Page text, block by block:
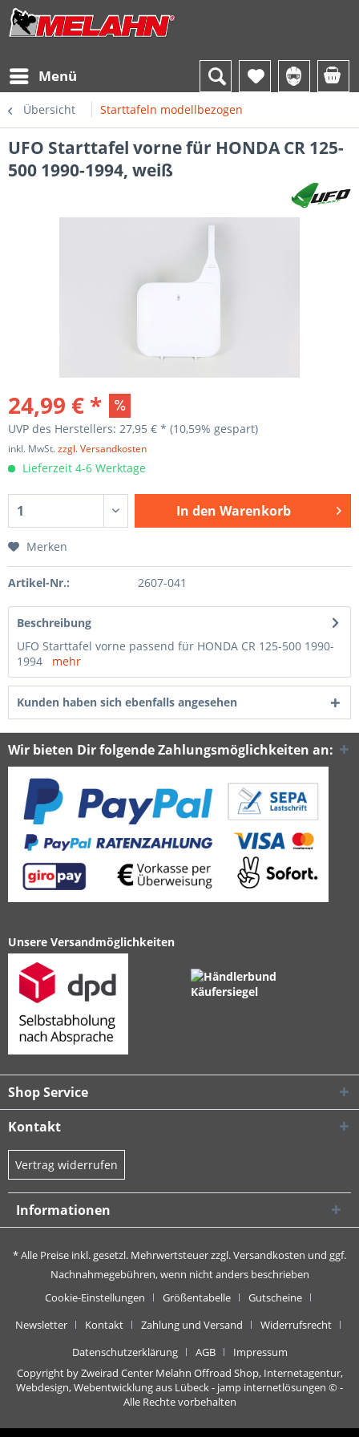
Menü
Übersicht Starttafeln modellbezogen
UFO Starttafel vorne für HONDA CR 125-
500 1990-1994, weiß
24,99 € *
UVP des Herstellers: 27,95 € * (10,59% gespart)
inkl. MwSt.zzgl. Versandkosten
Lieferzeit 4-6 Werktage
In den Warenkorb
Merken
Artikel-Nr.: 2607-041
Beschreibung
UFO Starttafel vorne passend für HONDA CR 125-500 1990-
1994 mehr
Kunden haben sich ebenfalls angesehen
Wir bieten Dir folgende Zahlungsmöglichkeiten an:
Unsere Versandmöglichkeiten
Shop Service
Kontakt
Vertrag widerrufen
Informationen
* Alle Preise inkl. gesetzl. Mehrwertsteuer zzgl.Versandkosten und ggf.
Nachnahmegebühren, wenn nicht anders beschrieben
Cookie-Einstellungen
Größentabelle
Gutscheine
Newsletter
Kontakt Zahlung und Versand
Widerrufsrecht
Datenschutzerklärung
AGB
Impressum
Copyright by Zweirad Center Melahn Offroad Shop, Internetagentur,
Webdesign, Webentwicklung aus Lübeck - jamp internetlösungen © -
Alle Rechte vorbehalten